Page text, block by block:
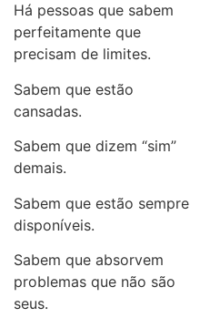
Há pessoas que sabem
perfeitamente que
precisam de limites.
Sabem que estão
cansadas.
Sabem que dizem “sim”
demais.
Sabem que estão sempre
disponíveis.
Sabem que absorvem
problemas que não são
seus.